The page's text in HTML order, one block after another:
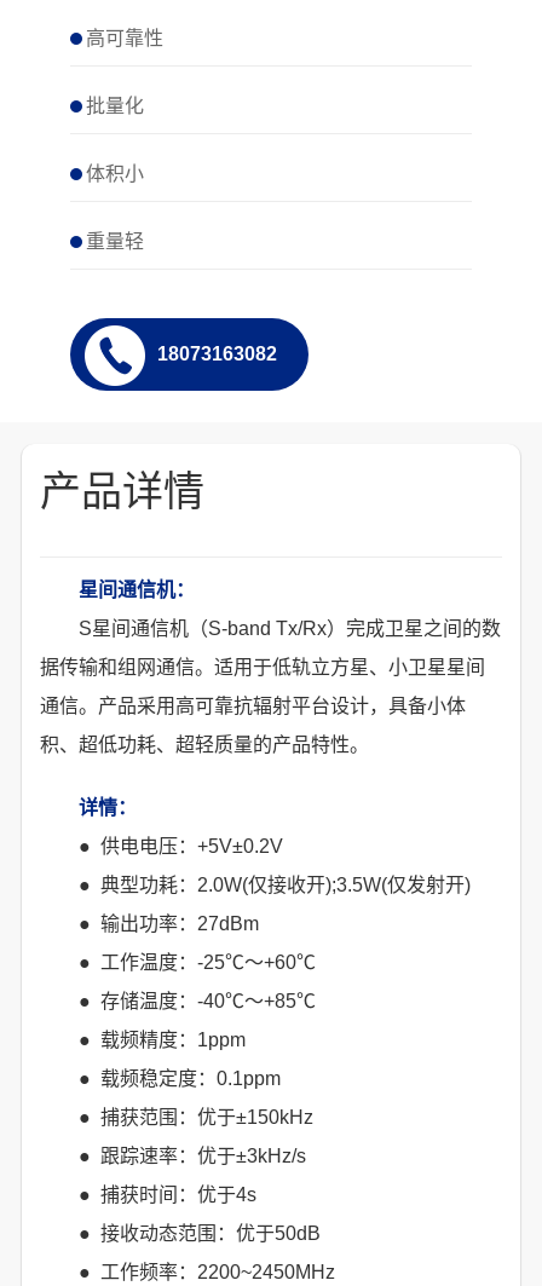
高可靠性
批量化
体积小
重量轻
18073163082
产品详情
星间通信机：
S星间通信机（S-band Tx/Rx）完成卫星之间的数
据传输和组网通信。适用于低轨立方星、小卫星星间
通信。产品采用高可靠抗辐射平台设计，具备小体
积、超低功耗、超轻质量的产品特性。
详情：
● 供电电压：+5V±0.2V
● 典型功耗：2.0W(仅接收开);3.5W(仅发射开)
● 输出功率：27dBm
● 工作温度：-25℃～+60℃
● 存储温度：-40℃～+85℃
● 载频精度：1ppm
● 载频稳定度：0.1ppm
● 捕获范围：优于±150kHz
● 跟踪速率：优于±3kHz/s
● 捕获时间：优于4s
● 接收动态范围：优于50dB
● 工作频率：2200~2450MHz